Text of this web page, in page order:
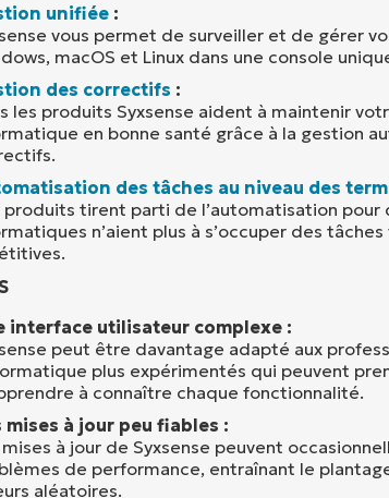
unifiée :
vous permet de surveiller et de gérer
macOS et Linux dans une console
des correctifs :
les produits Syxsense aident à maintenir
en bonne santé grâce à la gestion
des tâches au niveau des
produits tirent parti de l’automatisation pour
n’aient plus à s’occuper des
interface utilisateur complexe :
peut être davantage adapté aux
plus expérimentés qui peuvent
à connaître chaque fonctionnalité.
mises à jour peu fiables :
mises à jour de Syxsense peuvent
de performance, entraînant le
aléatoires.